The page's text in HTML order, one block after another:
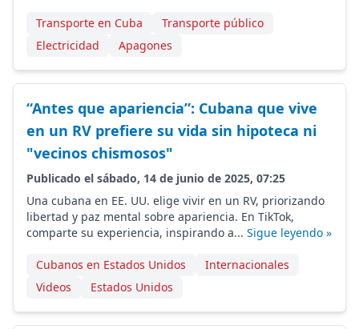
Transporte en Cuba
Transporte público
Electricidad
Apagones
“Antes que apariencia”: Cubana que vive
en un RV prefiere su vida sin hipoteca ni
"vecinos chismosos"
Publicado el sábado, 14 de junio de 2025, 07:25
Una cubana en EE. UU. elige vivir en un RV, priorizando
libertad y paz mental sobre apariencia. En TikTok,
comparte su experiencia, inspirando a... Sigue leyendo »
Cubanos en Estados Unidos
Internacionales
Videos
Estados Unidos